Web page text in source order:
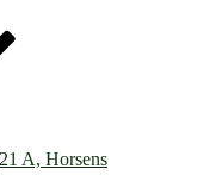
A, Horsens